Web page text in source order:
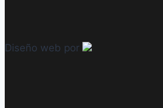
Diseño web por